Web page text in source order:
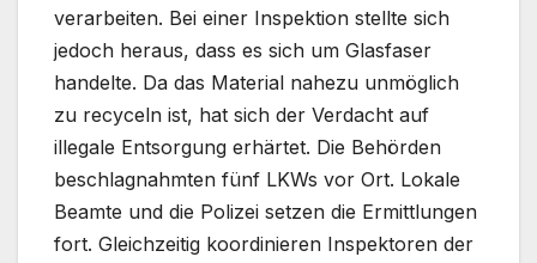
verarbeiten. Bei einer Inspektion stellte sich
jedoch heraus, dass es sich um Glasfaser
handelte. Da das Material nahezu unmöglich
zu recyceln ist, hat sich der Verdacht auf
illegale Entsorgung erhärtet. Die Behörden
beschlagnahmten fünf LKWs vor Ort. Lokale
Beamte und die Polizei setzen die Ermittlungen
fort. Gleichzeitig koordinieren Inspektoren der